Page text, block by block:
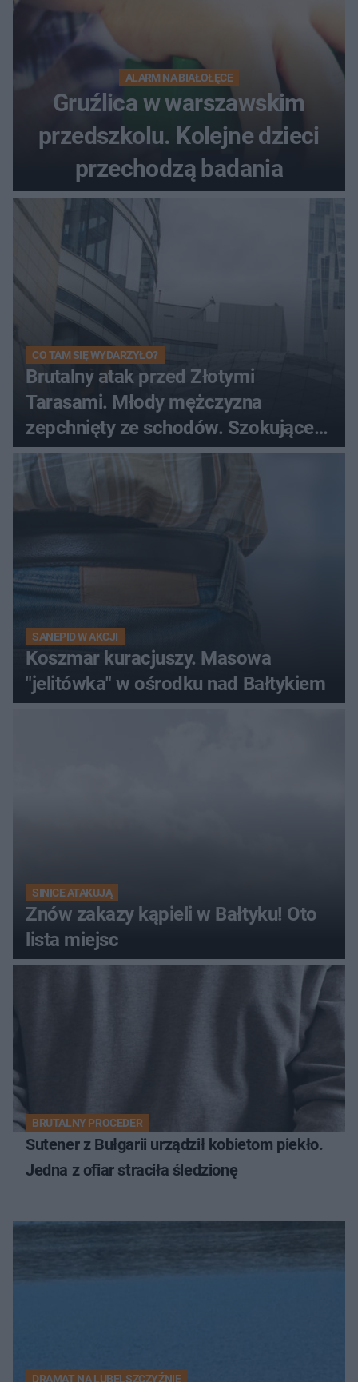
ALARM NA BIAŁOŁĘCE
Gruźlica w warszawskim
przedszkolu. Kolejne dzieci
przechodzą badania
CO TAM SIĘ WYDARZYŁO?
Brutalny atak przed Złotymi
Tarasami. Młody mężczyzna
zepchnięty ze schodów. Szokujące
nagranie krąży po sieci
SANEPID W AKCJI
Koszmar kuracjuszy. Masowa
"jelitówka" w ośrodku nad Bałtykiem
SINICE ATAKUJĄ
Znów zakazy kąpieli w Bałtyku! Oto
lista miejsc
BRUTALNY PROCEDER
Sutener z Bułgarii urządził kobietom piekło.
Jedna z ofiar straciła śledzionę
DRAMAT NA LUBELSZCZYŹNIE